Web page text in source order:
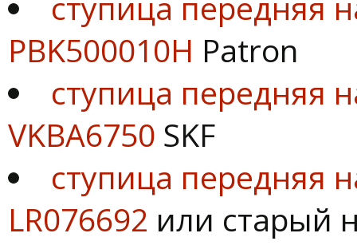
PBK500010H Patron
ступица передняя
VKBA6750 SKF
ступица передняя
LR076692 или старый